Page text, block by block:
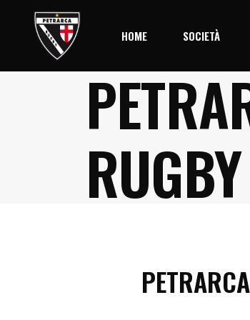
HOME SOCIETÀ
Storia
Palmares